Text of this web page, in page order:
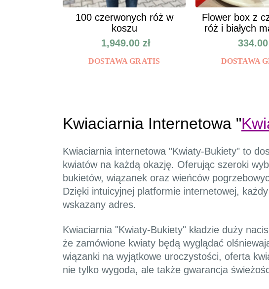
100 czerwonych róż w
koszu
1,949.00 zł
DOSTAWA GRATIS
Flower box z
róż i białych
334.00
DOSTAWA
Kwiaciarnia Internetowa "
Kwiaciarnia internetowa "Kwiaty-Bukiety" to
kwiatów na każdą okazję. Oferując szeroki
bukietów, wiązanek oraz wieńców
Dzięki intuicyjnej platformie internetowej,
wskazany adres.
Kwiaciarnia "Kwiaty-Bukiety" kładzie duży
że zamówione kwiaty będą wyglądać
wiązanki na wyjątkowe uroczystości, oferta
nie tylko wygoda, ale także gwarancja